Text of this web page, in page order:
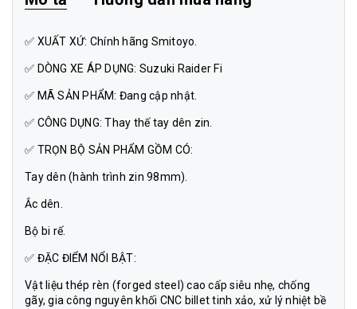
✅ XUẤT XỨ: Chính hãng Smitoyo.
✅ DÒNG XE ÁP DỤNG: Suzuki Raider Fi
✅ MÃ SẢN PHẨM: Đang cập nhật.
✅ CÔNG DỤNG: Thay thế tay dên zin.
✅ TRỌN BỘ SẢN PHẨM GỒM CÓ:
Tay dên (hành trình zin 98mm).
Ắc dên.
Bộ bi rế.
✅ ĐẶC ĐIỂM NỔI BẬT:
Vật liệu thép rèn (forged steel) cao cấp siêu nhẹ, chống
gãy, gia công nguyên khối CNC billet tinh xảo, xử lý nhiệt bề